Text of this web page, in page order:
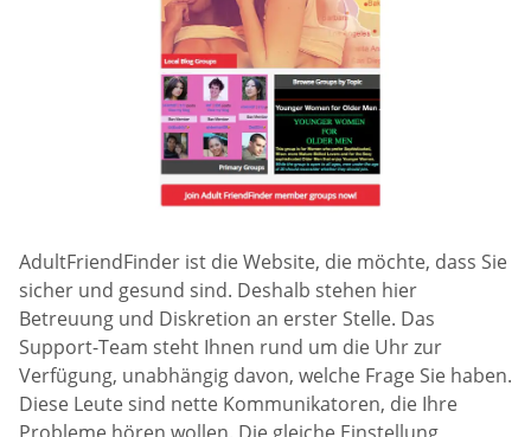
AdultFriendFinder ist die Website, die möchte, dass Sie
sicher und gesund sind. Deshalb stehen hier
Betreuung und Diskretion an erster Stelle. Das
Support-Team steht Ihnen rund um die Uhr zur
Verfügung, unabhängig davon, welche Frage Sie haben.
Diese Leute sind nette Kommunikatoren, die Ihre
Probleme hören wollen. Die gleiche Einstellung